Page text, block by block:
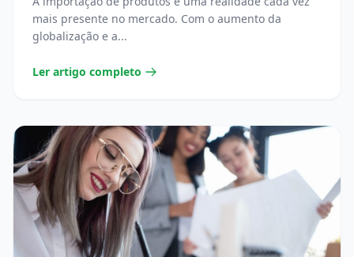
mais presente no mercado. Com o aumento da
globalização e a...
Ler artigo completo